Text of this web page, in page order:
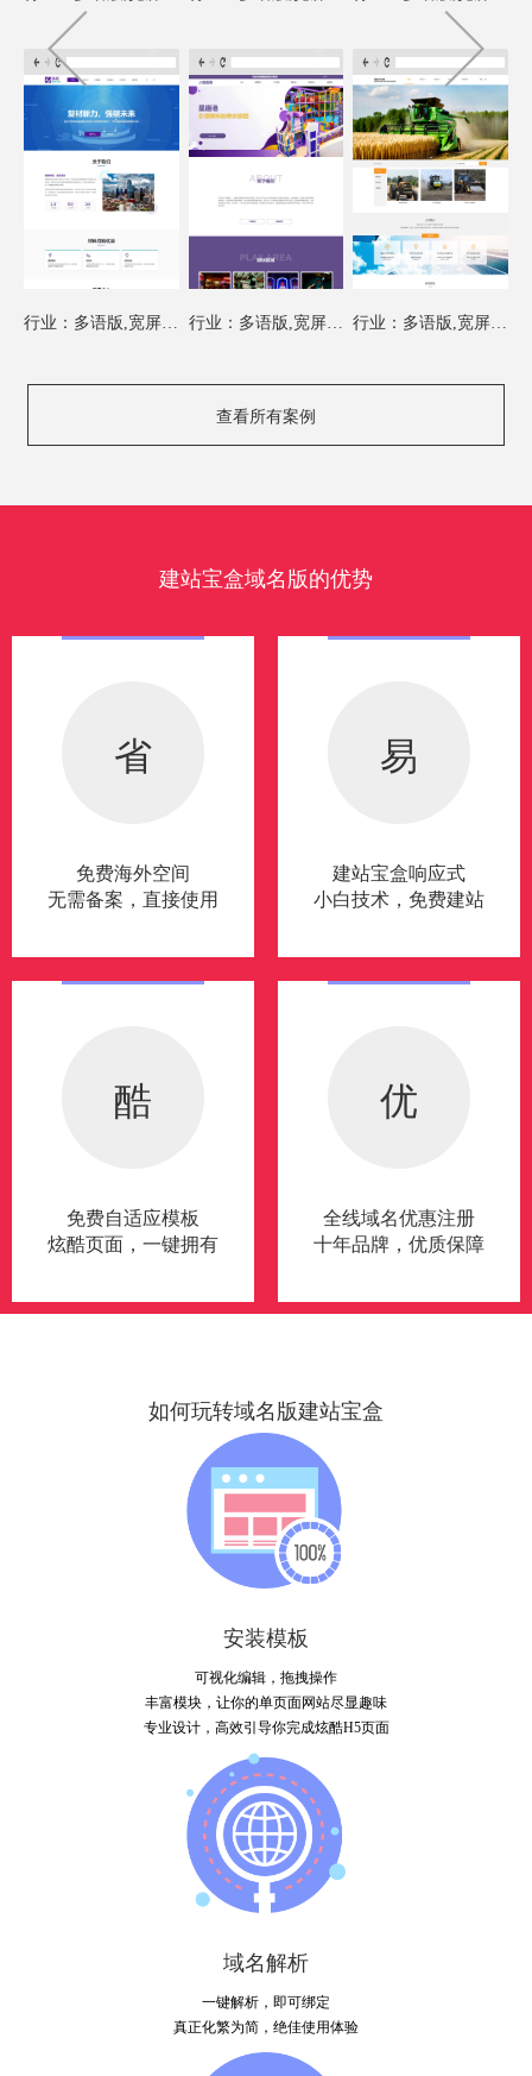
行业：多语版,宽屏模板 行业：多语版,宽屏模板 行业：多语版,宽屏模板
查看所有案例
建站宝盒域名版的优势
省
免费海外空间
无需备案，直接使用
易
建站宝盒响应式
小白技术，免费建站
酷
免费自适应模板
炫酷页面，一键拥有
优
全线域名优惠注册
十年品牌，优质保障
如何玩转域名版建站宝盒
安装模板
可视化编辑，拖拽操作
丰富模块，让你的单页面网站尽显趣味
专业设计，高效引导你完成炫酷H5页面
域名解析
一键解析，即可绑定
真正化繁为简，绝佳使用体验